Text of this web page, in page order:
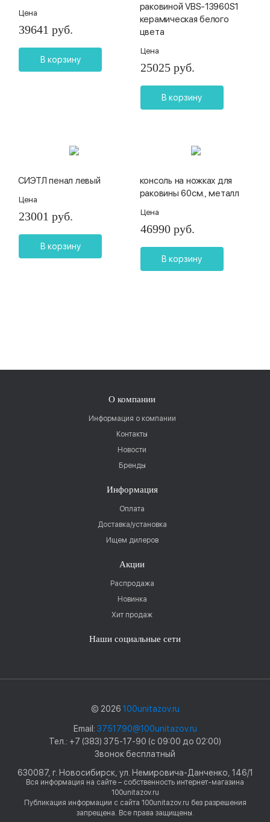
Цена
39641 руб.
В корзину
раковиной VBS-13960S1
керамическая белого
цвета
Цена
25025 руб.
В корзину
СИЭТЛ пенал левый
Цена
23001 руб.
В корзину
консоль на ножках для
раковины 60см., металл
Цена
46990 руб.
В корзину
О компании
Информация о компании
Контакты
Новости
Бренды
Информация
Оплата
Доставка/установка
Ищем дилеров
Акции
Распродажа
Новинка
Хит продаж
Наши социальные сети
© 2026 100unitazov.ru
Email: 3751790@100unitazov.ru
Тел.: +7 (383) 375-17-90 (с 09:00 до 02:00)
Звонок бесплатный
630087, г. Новосибирск, ул. Немировича-Данченко, 146/1
Вся информация на сайте – собственность интернет-магазина
100unitazov.ru
Публикация информации с сайта 100unitazov.ru без разрешения
запрещена. Все права защищены.